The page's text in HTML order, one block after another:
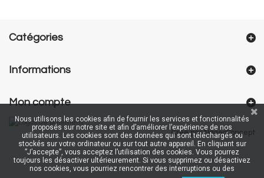
Catégories
Informations
Mon compte
Créé par NageoConcept
Nous utilisons les cookies afin de fournir les services et fonctionnalités
proposés sur notre site et afin d’améliorer l’expérience de nos
utilisateurs. Les cookies sont des données qui sont téléchargés ou
stockés sur votre ordinateur ou sur tout autre appareil. En cliquant sur
”J’accepte”, vous acceptez l’utilisation des cookies. Vous pourrez
toujours les désactiver ultérieurement. Si vous supprimez ou désactivez
nos cookies, vous pourriez rencontrer des interruptions ou des